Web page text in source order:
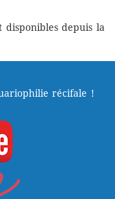
disponibles depuis la
récifale !